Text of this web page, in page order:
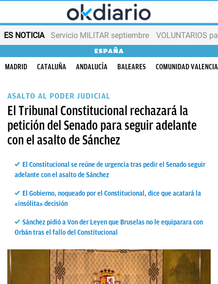
ES NOTICIA Servicio MILITAR septiembre VOLUNTARIOS
ESPAÑA
MADRID CATALUÑA ANDALUCÍA BALEARES COMUNIDAD
ASALTO AL PODER JUDICIAL
El Tribunal Constitucional rechazará la
petición del Senado para seguir adelante
con el asalto de Sánchez
El Constitucional se reúne de urgencia tras pedir el Senado seguir
adelante con el asalto de Sánchez
El Gobierno, noqueado por el Constitucional, dice que acatará la
«insólita» decisión
Sánchez pidió a Von der Leyen que Bruselas no le equiparara con
Orbán tras el fallo del Constitucional